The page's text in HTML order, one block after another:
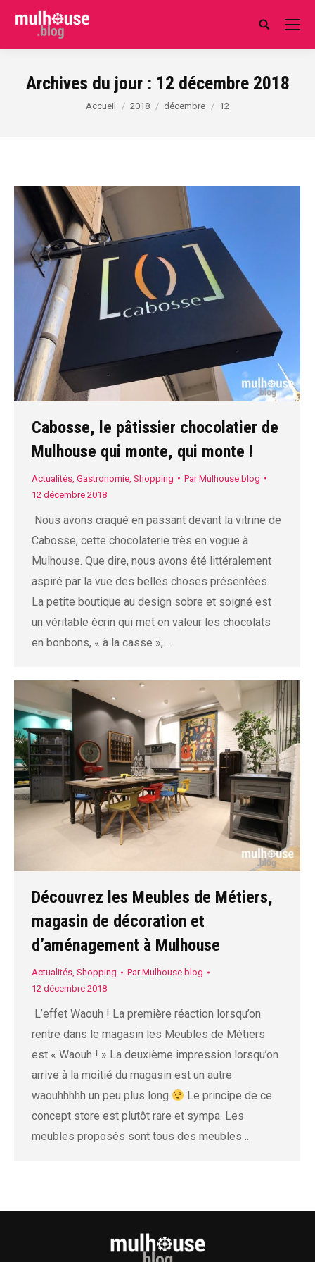
Search:
Archives du jour : 12 décembre 2018
Vous êtes ici :
Accueil 2018 décembre 12
Cabosse, le pâtissier chocolatier de
Mulhouse qui monte, qui monte !
Actualités Gastronomie Shopping ParMulhouse.blog
12 décembre 2018
Nous avons craqué en passant devant la vitrine de
Cabosse, cette chocolaterie très en vogue à
Mulhouse. Que dire, nous avons été littéralement
aspiré par la vue des belles choses présentées.
La petite boutique au design sobre et soigné est
un véritable écrin qui met en valeur les chocolats
en bonbons, « à la casse »,…
Découvrez les Meubles de Métiers,
magasin de décoration et
d’aménagement à Mulhouse
Actualités, Shopping ParMulhouse.blog
12 décembre 2018
L’effet Waouh ! La première réaction lorsqu’on
rentre dans le magasin les Meubles de Métiers
est « Waouh ! » La deuxième impression lorsqu’on
arrive à la moitié du magasin est un autre
waouhhhhh un peu plus long
Le principe de ce
concept store est plutôt rare et sympa. Les
meubles proposés sont tous des meubles…